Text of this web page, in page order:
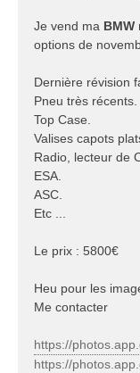
g
e
Je vend ma BMW
options de
Dernière révision
Pneu très récents.
Top Case.
Valises capots
Radio, lecteur de
ESA.
ASC.
Etc ...
Le prix : 5800€
Heu pour les
Me contacter
https://
https://